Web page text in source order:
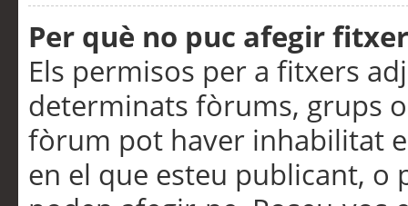
Per què no puc afegir
Els permisos per a fitxers
determinats fòrums, grups
fòrum pot haver inhabilitat
en el que esteu publicant,